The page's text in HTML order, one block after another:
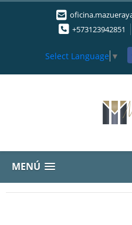
+573123942851
Select Language ▼
MENÚ